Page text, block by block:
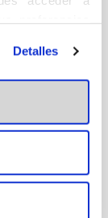
puedes
Detalles